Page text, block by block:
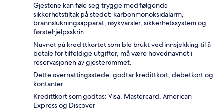
Gjestene kan føle seg trygge med følgende
sikkerhetstiltak på stedet: karbonmonoksidalarm,
brannslukningsapparat, røykvarsler, sikkerhetssystem og
førstehjelpsskrin.
Navnet på kredittkortet som ble brukt ved innsjekking til å
betale for tilfeldige utgifter, må være hovednavnet i
reservasjonen av gjesterommet.
Dette overnattingsstedet godtar kredittkort, debetkort og
kontanter.
Kredittkort som godtas: Visa, Mastercard, American
Express og Discover